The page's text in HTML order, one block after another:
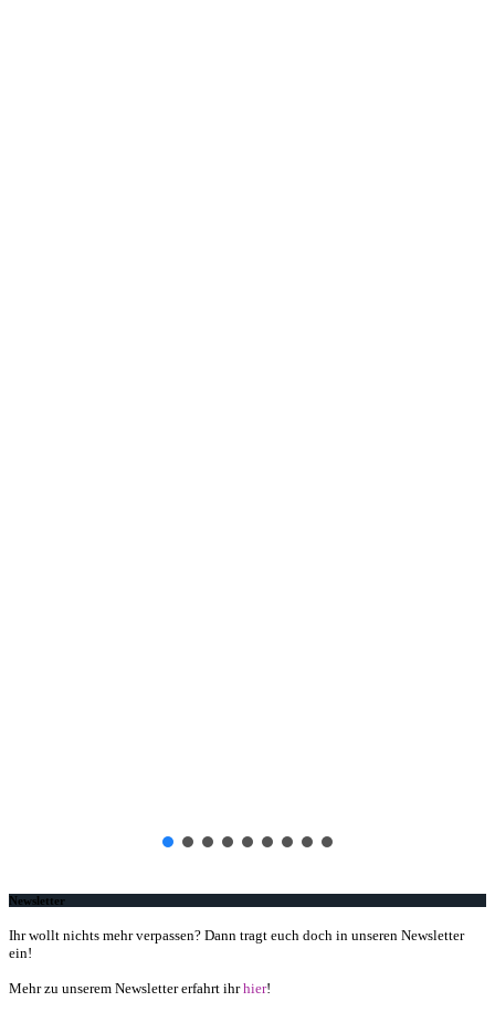
Newsletter
Ihr wollt nichts mehr verpassen? Dann tragt euch doch in unseren Newsletter
ein!
Mehr zu unserem Newsletter erfahrt ihrhier!